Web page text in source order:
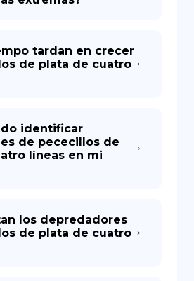
tardan en crecer
de plata de cuatro
identificar
de pececillos de
líneas en mi
los depredadores
de plata de cuatro